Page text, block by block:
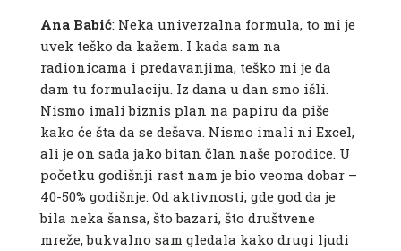
Ana Babić: Neka univerzalna formula, to mi je
uvek teško da kažem. I kada sam na
radionicama i predavanjima, teško mi je da
dam tu formulaciju. Iz dana u dan smo išli.
Nismo imali biznis plan na papiru da piše
kako će šta da se dešava. Nismo imali ni Excel,
ali je on sada jako bitan član naše porodice. U
početku godišnji rast nam je bio veoma dobar –
40-50% godišnje. Od aktivnosti, gde god da je
bila neka šansa, što bazari, što društvene
mreže, bukvalno sam gledala kako drugi ljudi